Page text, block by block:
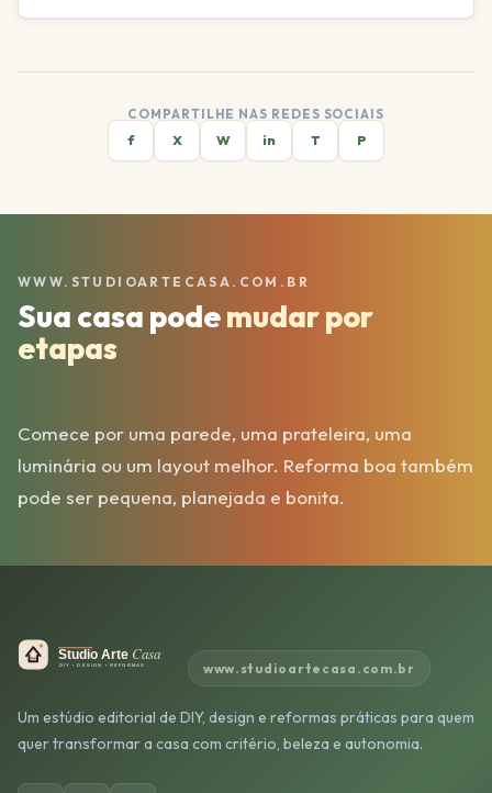
COMPARTILHE NAS REDES SOCIAIS
f
X W in T P
WWW.STUDIOARTECASA.COM.BR
Sua casa podemudar por
etapas
Comece por uma parede, uma prateleira, uma
luminária ou um layout melhor. Reforma boa também
pode ser pequena, planejada e bonita.
www.studioartecasa.com.br
Um estúdio editorial de DIY, design e reformas práticas para quem
quer transformar a casa com critério, beleza e autonomia.